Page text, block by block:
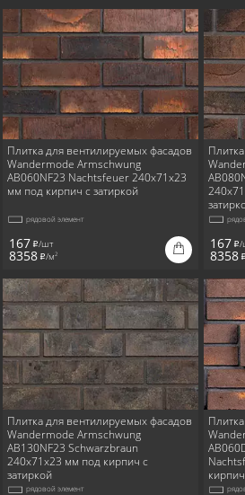
Плитка для вентилируемых фасадов
Wandermode Armschwung
AB060NF23 Nachtsfeuer 240x71x23
мм под кирпич с затиркой
рядовой элемент
167 i/шт
8358 i/м2
167 i/
8358 i
Плитка для вентилируемых фасадов
Wandermode Armschwung
AB130NF23 Schwarzbraun
240x71x23 мм под кирпич с
затиркой
рядовой элемент